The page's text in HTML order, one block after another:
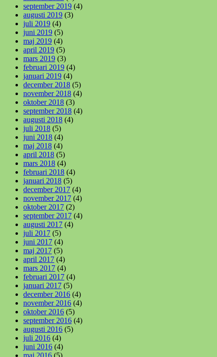
september 2019 (4)
augusti 2019 (3)
juli 2019 (4)
juni 2019 (5)
maj 2019 (4)
april 2019 (5)
mars 2019 (3)
februari 2019 (4)
januari 2019 (4)
december 2018 (5)
november 2018 (4)
oktober 2018 (3)
september 2018 (4)
augusti 2018 (4)
juli 2018 (5)
juni 2018 (4)
maj 2018 (4)
april 2018 (5)
mars 2018 (4)
februari 2018 (4)
januari 2018 (5)
december 2017 (4)
november 2017 (4)
oktober 2017 (2)
september 2017 (4)
augusti 2017 (4)
juli 2017 (5)
juni 2017 (4)
maj 2017 (5)
april 2017 (4)
mars 2017 (4)
februari 2017 (4)
januari 2017 (5)
december 2016 (4)
november 2016 (4)
oktober 2016 (5)
september 2016 (4)
augusti 2016 (5)
juli 2016 (4)
juni 2016 (4)
maj 2016 (5)